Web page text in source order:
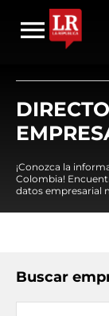
¡Conozca la
Colombia!
datos empresarial
Buscar